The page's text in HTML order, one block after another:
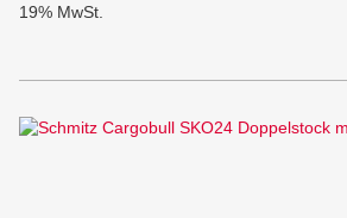
19% MwSt.